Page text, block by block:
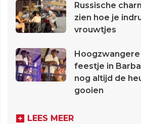
Russische
zien hoe je
vrouwtjes
Hoogzwangere
feestje in
nog altijd de
gooien
LEES MEER